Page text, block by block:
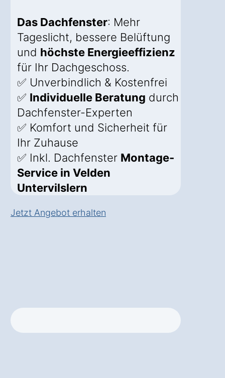
Das Dachfenster: Mehr
Tageslicht, bessere Belüftung
und höchste Energieeffizienz
für Ihr Dachgeschoss.
✅ Unverbindlich & Kostenfrei
✅ Individuelle Beratung durch
Dachfenster-Experten
✅ Komfort und Sicherheit für
Ihr Zuhause
✅ Inkl. Dachfenster Montage-
Service in Velden
Untervilslern
Jetzt Angebot erhalten